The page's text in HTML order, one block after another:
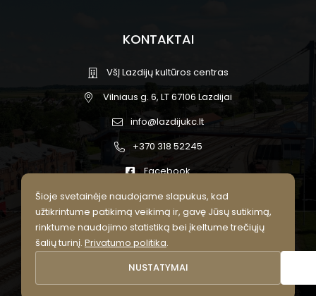
KONTAKTAI
VšĮ Lazdijų kultūros centras
Vilniaus g. 6, LT 67106 Lazdijai
info@lazdijukc.lt
+370 318 52245
Facebook
© 2026 Lazdijų kultūros centras.
Visos teisės saugomos.
Privatumo politikaSlapukų nustatymai
Šioje svetainėje naudojame slapukus, kad
užtikrintume patikimą veikimą ir, gavę Jūsų sutikimą,
rinktume naudojimo statistiką bei įkeltume trečiųjų
šalių turinį. Privatumo politika.
NUSTATYMAI